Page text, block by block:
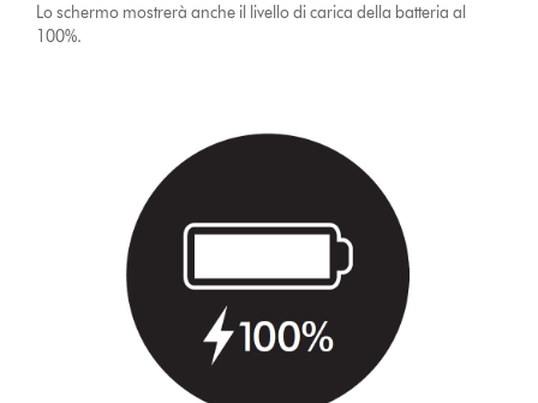
Lo schermo mostrerà anche il livello di carica della batteria al
100%.